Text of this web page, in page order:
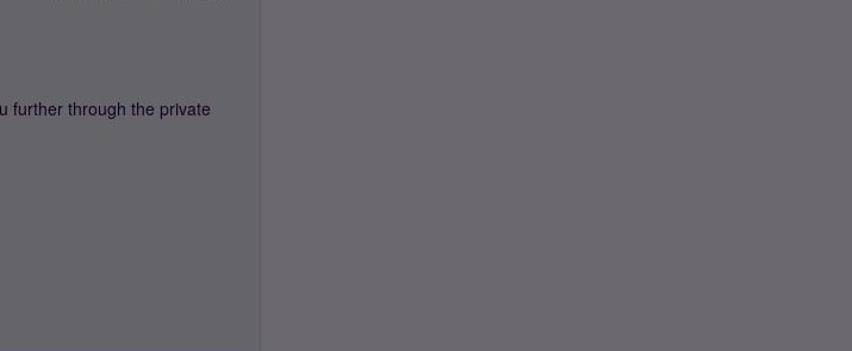
further through the private